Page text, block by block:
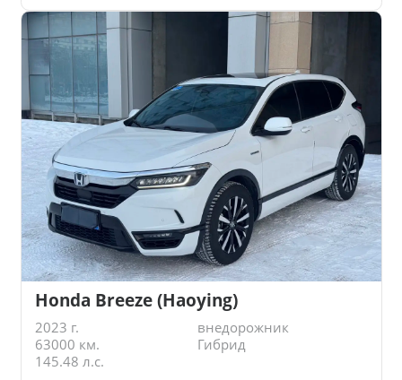
Honda Breeze (Haoying)
2023 г.
внедорожник
63000 км.
Гибрид
145.48 л.с.